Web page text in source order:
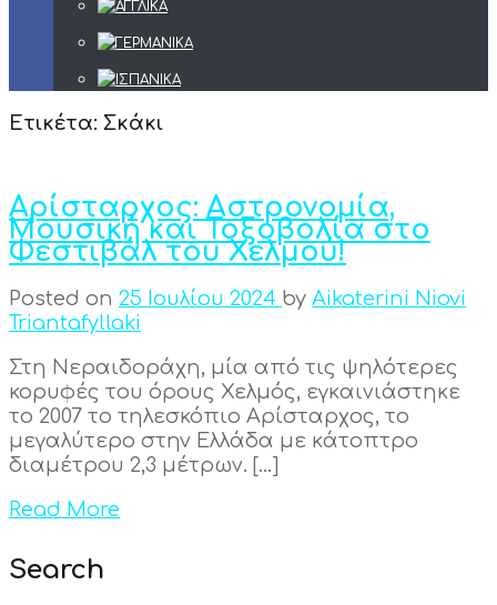
Ετικέτα: Σκάκι
Αρίσταρχος: Αστρονομία,
Μουσική και Τοξοβολία στο
Φεστιβάλ του Χελμού!
Posted on 25 Ιουλίου 2024 by Aikaterini Niovi
Triantafyllaki
Στη Νεραιδοράχη, μία από τις ψηλότερες
κορυφές του όρους Χελμός, εγκαινιάστηκε
το 2007 το τηλεσκόπιο Αρίσταρχος, το
μεγαλύτερο στην Ελλάδα με κάτοπτρο
διαμέτρου 2,3 μέτρων. […]
Read More
Search